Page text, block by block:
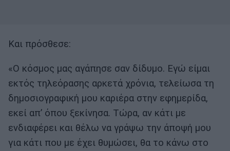
Και πρόσθεσε:
«Ο κόσμος μας αγάπησε σαν δίδυμο. Εγώ είμαι
εκτός τηλεόρασης αρκετά χρόνια, τελείωσα τη
δημοσιογραφική μου καριέρα στην εφημερίδα,
εκεί απ’ όπου ξεκίνησα. Τώρα, αν κάτι με
ενδιαφέρει και θέλω να γράψω την άποψή μου
για κάτι που με έχει θυμώσει, θα το κάνω στο